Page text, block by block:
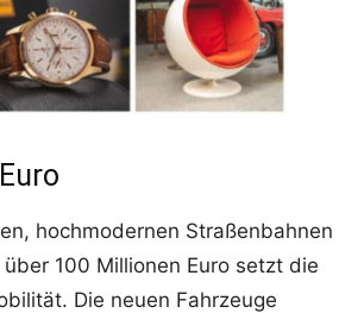
hochmodernen Straßenbahnen
100 Millionen Euro setzt die
Die neuen Fahrzeuge